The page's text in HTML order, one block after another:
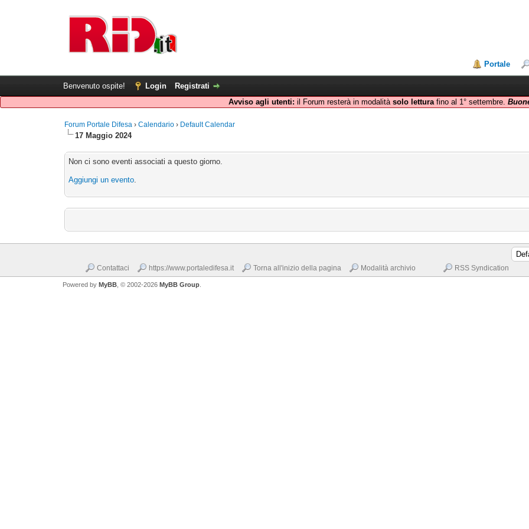
Portale
Benvenuto ospite! Login
Registrati
Avviso agli utenti: il Forum resterà in modalità solo letturafino al 1° settembre.
Forum Portale Difesa ›Calendario › Default Calendar
17 Maggio 2024
Non ci sono eventi associati a questo giorno.
Aggiungi un evento.
Contattaci https://www.portaledifesa.it Torna all'inizio della pagina Modalità archivio RSS Syndication
Powered by MyBB, © 2002-2026 MyBB Group.